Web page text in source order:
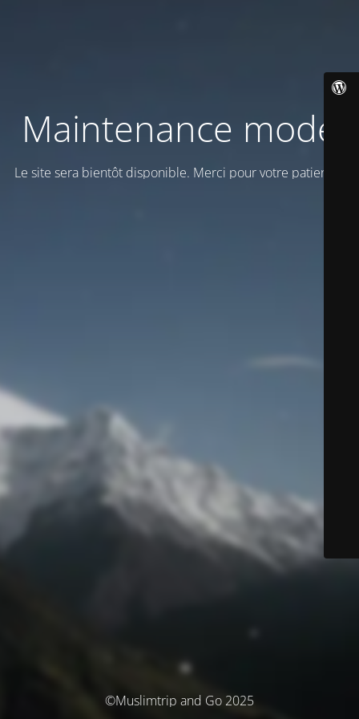
Maintenance mode
Le site sera bientôt disponible. Merci pour votre patience!
©Muslimtrip and Go 2025